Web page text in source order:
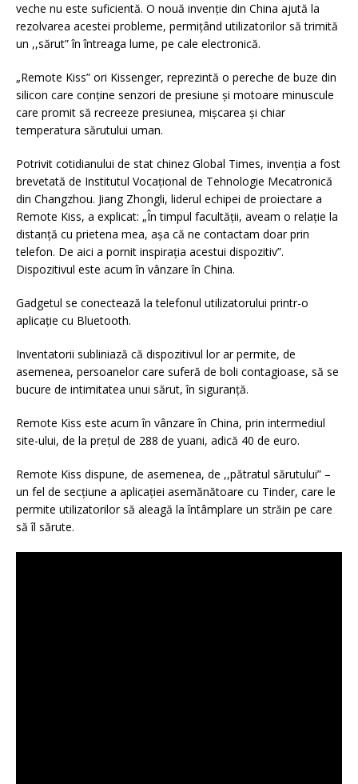
veche nu este suficientă. O nouă invenție din China ajută la
rezolvarea acestei probleme, permițând utilizatorilor să trimită
un ,,sărut” în întreaga lume, pe cale electronică.
„Remote Kiss” ori Kissenger, reprezintă o pereche de buze din
silicon care conține senzori de presiune și motoare minuscule
care promit să recreeze presiunea, mișcarea și chiar
temperatura sărutului uman.
Potrivit cotidianului de stat chinez Global Times, invenția a fost
brevetată de Institutul Vocațional de Tehnologie Mecatronică
din Changzhou. Jiang Zhongli, liderul echipei de proiectare a
Remote Kiss, a explicat: „În timpul facultății, aveam o relație la
distanță cu prietena mea, așa că ne contactam doar prin
telefon. De aici a pornit inspirația acestui dispozitiv”.
Dispozitivul este acum în vânzare în China.
Gadgetul se conectează la telefonul utilizatorului printr-o
aplicație cu Bluetooth.
Inventatorii subliniază că dispozitivul lor ar permite, de
asemenea, persoanelor care suferă de boli contagioase, să se
bucure de intimitatea unui sărut, în siguranță.
Remote Kiss este acum în vânzare în China, prin intermediul
site-ului, de la prețul de 288 de yuani, adică 40 de euro.
Remote Kiss dispune, de asemenea, de ,,pătratul sărutului” –
un fel de secțiune a aplicației asemănătoare cu Tinder, care le
permite utilizatorilor să aleagă la întâmplare un străin pe care
să îl sărute.